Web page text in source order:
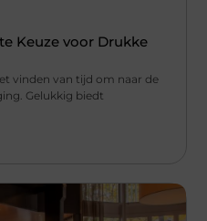
Keuze voor Drukke
vinden van tijd om naar de
Gelukkig biedt